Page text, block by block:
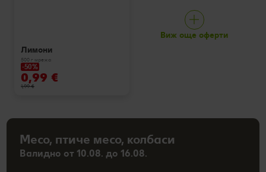
Лимони
500 г мрежа
-50%
0,99 €
1,99 €
Виж още оферти
Месо, птиче месо, колбаси
Валидно от 10.08. до 16.08.